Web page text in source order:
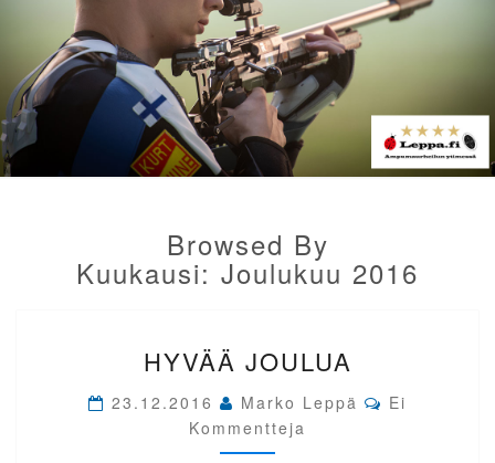
Browsed By
Kuukausi: Joulukuu 2016
JOULUA
HYVÄÄ JOULUA
23.12.2016 Marko Leppä Comments
Ei
Kommentteja